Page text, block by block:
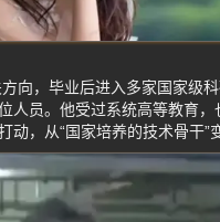
向，毕业后进入多家国家级
人员。他受过系统高等教育
，从“国家培养的技术骨干”